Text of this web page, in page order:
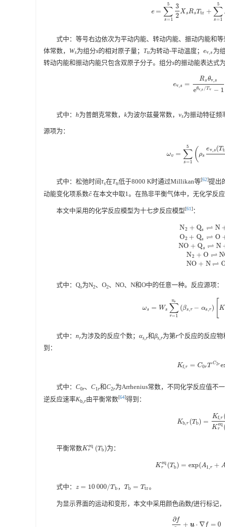
e = ∑
s=1
5
3
2
X sRsTtr + ∑
s=1
5
e=∑ s=1 5 32XsRsTtr+∑ =1 5
式中：等号右边依次为平动内能、转动内能、振动内能和
体常数， Ws为组分s的相对原子量； Ttr为转动-平动温度； ev,s
ev ,s 为
转动内能和振动内能只包含双原子分子。组分s的振动能表达式为
ev,s =
Rs θv,s
eθv,s /Tv − 1
ev, =Rsθv,seθv,
式中： h为普朗克常数， k为波尔兹曼常数， vs为振动特征频
源项为：
ωv = ∑
s=1
5 (ρs
ev,s (T
ωv ∑ 1 5(ρsev,s(T
式中：松弛时间τs在Ttr低于8000 K时通过Millikan等[62]提出
动能变化项系数c~
c~在本文中取1。在热非平衡气体中，无化学反
本文中采用的化学反应模型为十七步反应模型[61]：
N2 + Qs ⇌ N
O2 + Qs ⇌ O
NO + Qs ⇌ N
N2 + O ⇌ N
NO + N ⇌
N2+ Qs ⇌N +N +Q s
式中：Qs为N2、O2、NO、N和O中的任意一种。反应源项：
ωs = Ws ∑
r=1
nr
(βs,r − αs,r ) [K
ωs= Ws∑r= nr(βs ,r− αs, r) [ f,r
式中： nr为涉及的反应个数； αs,r和βs,r为第r个反应的反应物
到：
Kf,r = C0rT C2re
Kf ,r= C0rTC2re
式中： C0r、 C1r和C2r为Arrhenius常数，不同化学反应值不
逆反应速率Kb, r由平衡常数[64]得到：
Kb,r (Tb) =
Kf,r
Keq
r
Kb, r(Tb)= Kf r(Tb)
平衡常数K eq
r (Tb)
Kreq (Tb )为：
K eq
r (Tb) = exp(A1,r +
Kreq (T b)=exp(A1,r+
式中： z = 10 000/Tb
z=10000/Tb ， Tb = Ttr
Tb =T tr 。
为显示界面的运动和变形，本文中采用颜色函数f进行标记
∂f
+ u ⋅ ∇f = 0
∂ f∂ t+u⋅ ∇f= 0